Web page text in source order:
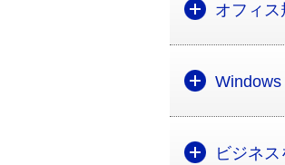
オフィ
ビジネ